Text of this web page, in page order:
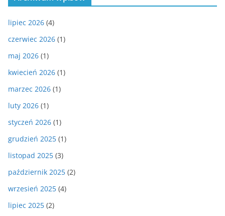
lipiec 2026 (4)
czerwiec 2026 (1)
maj 2026 (1)
kwiecień 2026 (1)
marzec 2026 (1)
luty 2026 (1)
styczeń 2026 (1)
grudzień 2025 (1)
listopad 2025 (3)
październik 2025 (2)
wrzesień 2025 (4)
lipiec 2025 (2)